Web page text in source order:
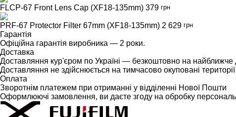
FLCP-67 Front Lens Cap (XF18-135mm) 379 грн
PRF-67 Protector Filter 67mm (XF18-135mm) 2 629 грн
Гарантія
Офіційна гарантія виробника — 2 роки.
Доставка
Доставляння кур'єром по Україні — безкоштовно на найближче
Доставляння не здійснюється на тимчасово окуповані
Оплата
Зворотнім платежем при отриманні у відділенні Нової Пошти
Оформлюючі замовлення, ви даєте згоду на обробку